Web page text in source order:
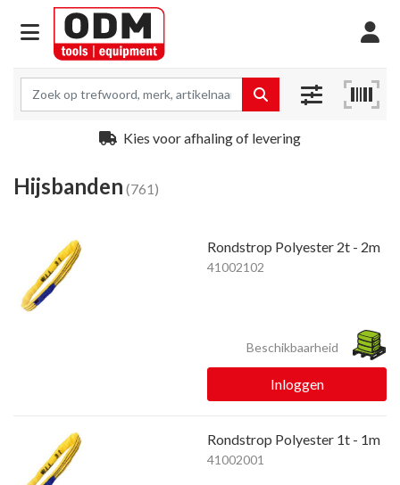
Kies voor afhaling of levering
Hijsbanden (761)
Rondstrop Polyester 2t - 2m
41002102
Beschikbaarheid
Inloggen
Rondstrop Polyester 1t - 1m
41002001